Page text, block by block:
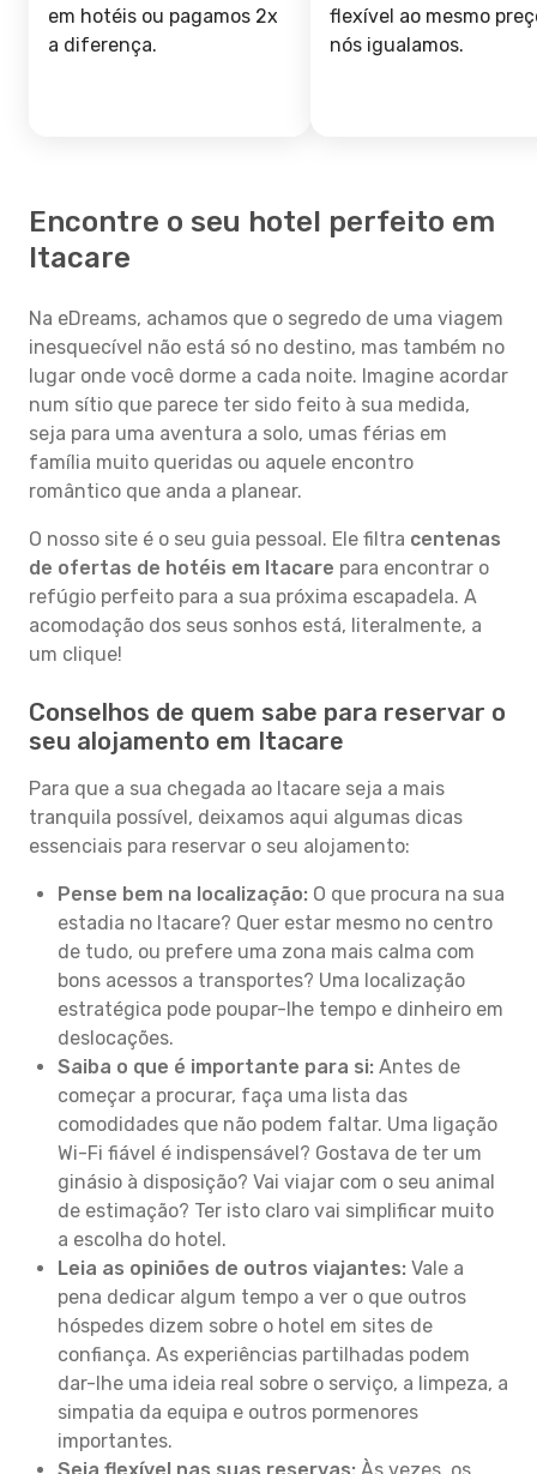
em hotéis ou pagamos 2x
a diferença.
flexível ao mesmo
nós igualamos.
Encontre o seu hotel perfeito em
Itacare
Na eDreams, achamos que o segredo de uma viagem
inesquecível não está só no destino, mas também no
lugar onde você dorme a cada noite. Imagine acordar
num sítio que parece ter sido feito à sua medida,
seja para uma aventura a solo, umas férias em
família muito queridas ou aquele encontro
romântico que anda a planear.
O nosso site é o seu guia pessoal. Ele filtra centenas
de ofertas de hotéis em Itacare para encontrar o
refúgio perfeito para a sua próxima escapadela. A
acomodação dos seus sonhos está, literalmente, a
um clique!
Conselhos de quem sabe para reservar o
seu alojamento em Itacare
Para que a sua chegada ao Itacare seja a mais
tranquila possível, deixamos aqui algumas dicas
essenciais para reservar o seu alojamento:
Pense bem na localização: O que procura na sua
estadia no Itacare? Quer estar mesmo no centro
de tudo, ou prefere uma zona mais calma com
bons acessos a transportes? Uma localização
estratégica pode poupar-lhe tempo e dinheiro em
deslocações.
Saiba o que é importante para si: Antes de
começar a procurar, faça uma lista das
comodidades que não podem faltar. Uma ligação
Wi-Fi fiável é indispensável? Gostava de ter um
ginásio à disposição? Vai viajar com o seu animal
de estimação? Ter isto claro vai simplificar muito
a escolha do hotel.
Leia as opiniões de outros viajantes: Vale a
pena dedicar algum tempo a ver o que outros
hóspedes dizem sobre o hotel em sites de
confiança. As experiências partilhadas podem
dar-lhe uma ideia real sobre o serviço, a limpeza, a
simpatia da equipa e outros pormenores
importantes.